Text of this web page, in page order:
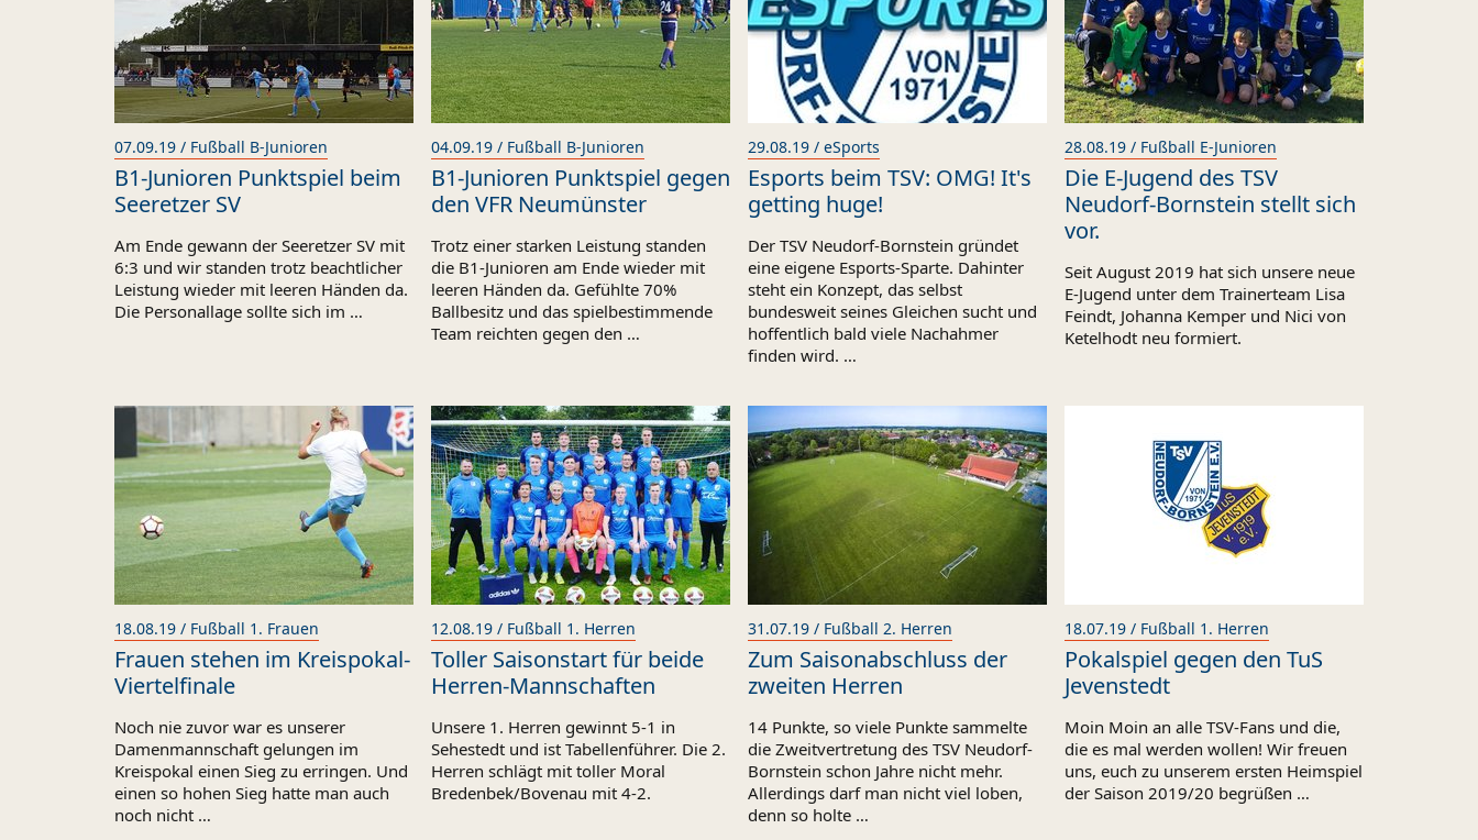
07.09.19 / Fußball B-Junioren
B1-Junioren Punktspiel beim
Seeretzer SV
Am Ende gewann der Seeretzer SV mit
6:3 und wir standen trotz beachtlicher
Leistung wieder mit leeren Händen da.
Die Personallage sollte sich im …
04.09.19 / Fußball B-Junioren
B1-Junioren Punktspiel gegen
den VFR Neumünster
Trotz einer starken Leistung standen
die B1-Junioren am Ende wieder mit
leeren Händen da. Gefühlte 70%
Ballbesitz und das spielbestimmende
Team reichten gegen den …
29.08.19 / eSports
Esports beim TSV: OMG! It's
getting huge!
Der TSV Neudorf-Bornstein gründet
eine eigene Esports-Sparte. Dahinter
steht ein Konzept, das selbst
bundesweit seines Gleichen sucht und
hoffentlich bald viele Nachahmer
finden wird. …
28.08.19 / Fußball E-Junioren
Die E-Jugend des TSV
Neudorf-Bornstein stellt sich
vor.
Seit August 2019 hat sich unsere neue
E-Jugend unter dem Trainerteam Lisa
Feindt, Johanna Kemper und Nici von
Ketelhodt neu formiert.
18.08.19 / Fußball 1. Frauen
Frauen stehen im Kreispokal-
Viertelfinale
Noch nie zuvor war es unserer
Damenmannschaft gelungen im
Kreispokal einen Sieg zu erringen. Und
einen so hohen Sieg hatte man auch
noch nicht …
12.08.19 / Fußball 1. Herren
Toller Saisonstart für beide
Herren-Mannschaften
Unsere 1. Herren gewinnt 5-1 in
Sehestedt und ist Tabellenführer. Die 2.
Herren schlägt mit toller Moral
Bredenbek/Bovenau mit 4-2.
31.07.19 / Fußball 2. Herren
Zum Saisonabschluss der
zweiten Herren
14 Punkte, so viele Punkte sammelte
die Zweitvertretung des TSV Neudorf-
Bornstein schon Jahre nicht mehr.
Allerdings darf man nicht viel loben,
denn so holte …
18.07.19 / Fußball 1. Herren
Pokalspiel gegen den TuS
Jevenstedt
Moin Moin an alle TSV-Fans und die,
die es mal werden wollen! Wir freuen
uns, euch zu unserem ersten Heimspiel
der Saison 2019/20 begrüßen …